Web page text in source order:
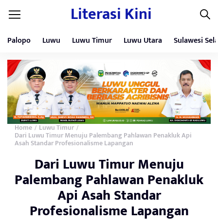
Literasi Kini
Palopo Luwu Luwu Timur Luwu Utara Sulawesi
Home / Luwu Timur /
Dari Luwu Timur Menuju Palembang Pahlawan Penakluk Api
Asah Standar Profesionalisme Lapangan
Dari Luwu Timur Menuju
Palembang Pahlawan Penakluk
Api Asah Standar
Profesionalisme Lapangan